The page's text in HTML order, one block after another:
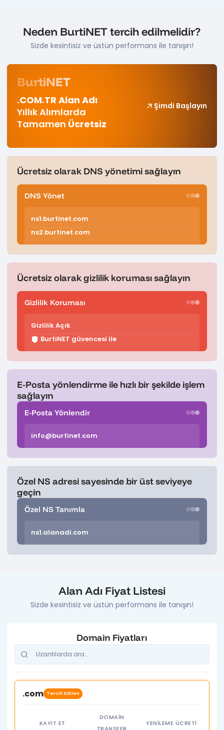
Neden BurtiNET tercih edilmelidir?
Sizde kesintisiz ve üstün performans ile tanışın!
BurtiNET
.COM.TR Alan Adı
Yıllık Alımlarda
Tamamen Ücretsiz
Şimdi Başlayın
Ücretsiz olarak DNS yönetimi sağlayın
DNS Yönet
ns1.burtinet.com
ns2.burtinet.com
Ücretsiz olarak gizlilik koruması sağlayın
Gizlilik Koruması
Gizlilik Açık
BurtiNET güvencesi ile
E-Posta yönlendirme ile hızlı bir şekilde işlem
sağlayın
E-Posta Yönlendir
info@burtinet.com
Özel NS adresi sayesinde bir üst seviyeye
geçin
Özel NS Tanımla
ns1.alanadi.com
Alan Adı Fiyat Listesi
Sizde kesintisiz ve üstün performans ile tanışın!
Domain Fiyatları
.com Tercih Edilen